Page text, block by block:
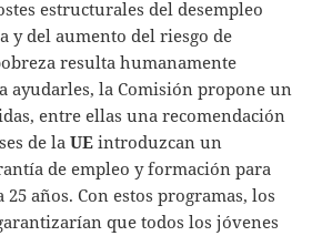
estructurales del desempleo
y del aumento del riesgo de
resulta humanamente
ayudarles, la Comisión propone un
entre ellas una recomendación
de la UE introduzcan un
de empleo y formación para
25 años. Con estos programas, los
que todos los jóvenes